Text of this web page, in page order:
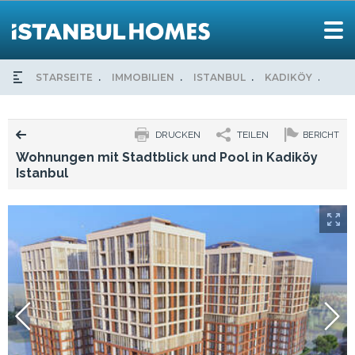
STARSEITE IMMOBILIEN ISTANBUL KADIKÖY
BERICHT
TEILEN
DRUCKEN
Wohnungen mit Stadtblick und Pool in Kadiköy
Istanbul